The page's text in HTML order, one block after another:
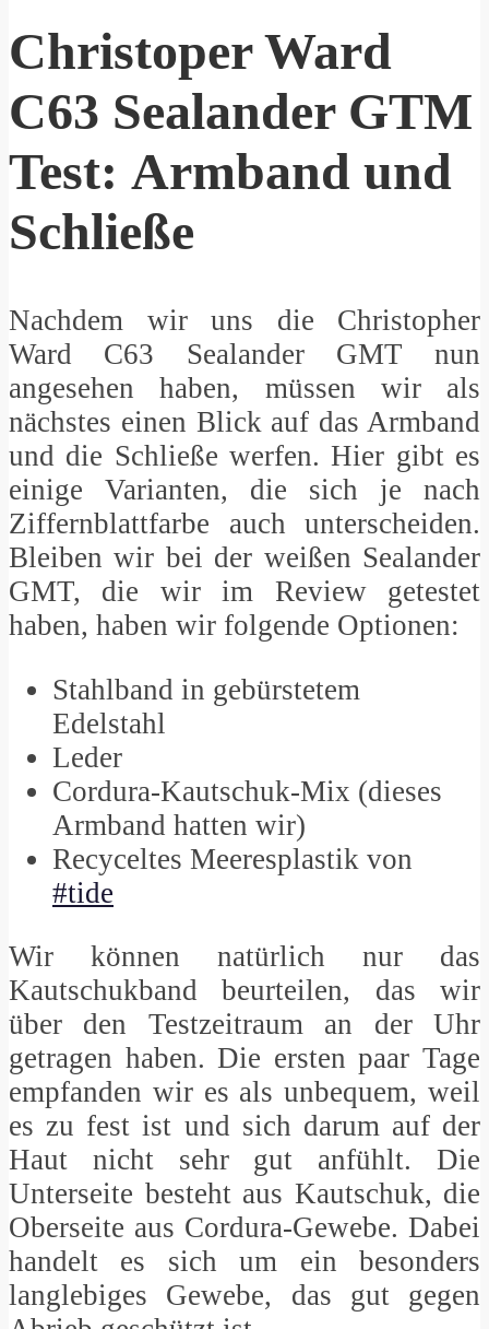
Christoper Ward
C63 Sealander GTM
Test: Armband und
Schließe
Nachdem wir uns die Christopher
Ward C63 Sealander GMT nun
angesehen haben, müssen wir als
nächstes einen Blick auf das Armband
und die Schließe werfen. Hier gibt es
einige Varianten, die sich je nach
Ziffernblattfarbe auch unterscheiden.
Bleiben wir bei der weißen Sealander
GMT, die wir im Review getestet
haben, haben wir folgende Optionen:
Stahlband in gebürstetem
Edelstahl
Leder
Cordura-Kautschuk-Mix (dieses
Armband hatten wir)
Recyceltes Meeresplastik von
#tide
Wir können natürlich nur das
Kautschukband beurteilen, das wir
über den Testzeitraum an der Uhr
getragen haben. Die ersten paar Tage
empfanden wir es als unbequem, weil
es zu fest ist und sich darum auf der
Haut nicht sehr gut anfühlt. Die
Unterseite besteht aus Kautschuk, die
Oberseite aus Cordura-Gewebe. Dabei
handelt es sich um ein besonders
langlebiges Gewebe, das gut gegen